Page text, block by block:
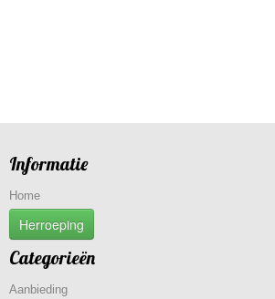
Informatie
Home
Herroeping
Categorieën
Aanbieding